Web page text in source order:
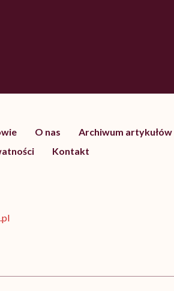
O nas Archiwum artykułów
Kontakt